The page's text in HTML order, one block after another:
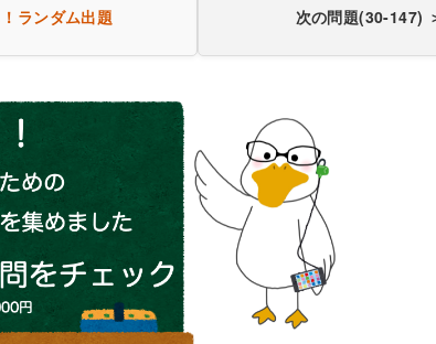
いレイアウト
去問を見る
ランダム出題 次の問題(30-147)